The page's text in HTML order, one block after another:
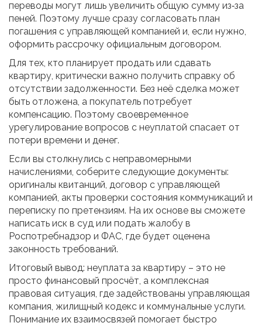
переводы могут лишь увеличить общую сумму из‑за
пеней. Поэтому лучше сразу согласовать план
погашения с управляющей компанией и, если нужно,
оформить рассрочку официальным договором.
Для тех, кто планирует продать или сдавать
квартиру, критически важно получить справку об
отсутствии задолженности. Без неё сделка может
быть отложена, а покупатель потребует
компенсацию. Поэтому своевременное
урегулирование вопросов с неуплатой спасает от
потери времени и денег.
Если вы столкнулись с неправомерными
начислениями, соберите следующие документы:
оригиналы квитанций, договор с управляющей
компанией, акты проверки состояния коммуникаций и
переписку по претензиям. На их основе вы сможете
написать иск в суд или подать жалобу в
Роспотребнадзор и ФАС, где будет оценена
законность требований.
Итоговый вывод: неуплата за квартиру – это не
просто финансовый просчёт, а комплексная
правовая ситуация, где задействованы управляющая
компания, жилищный кодекс и коммунальные услуги.
Понимание их взаимосвязей помогает быстро